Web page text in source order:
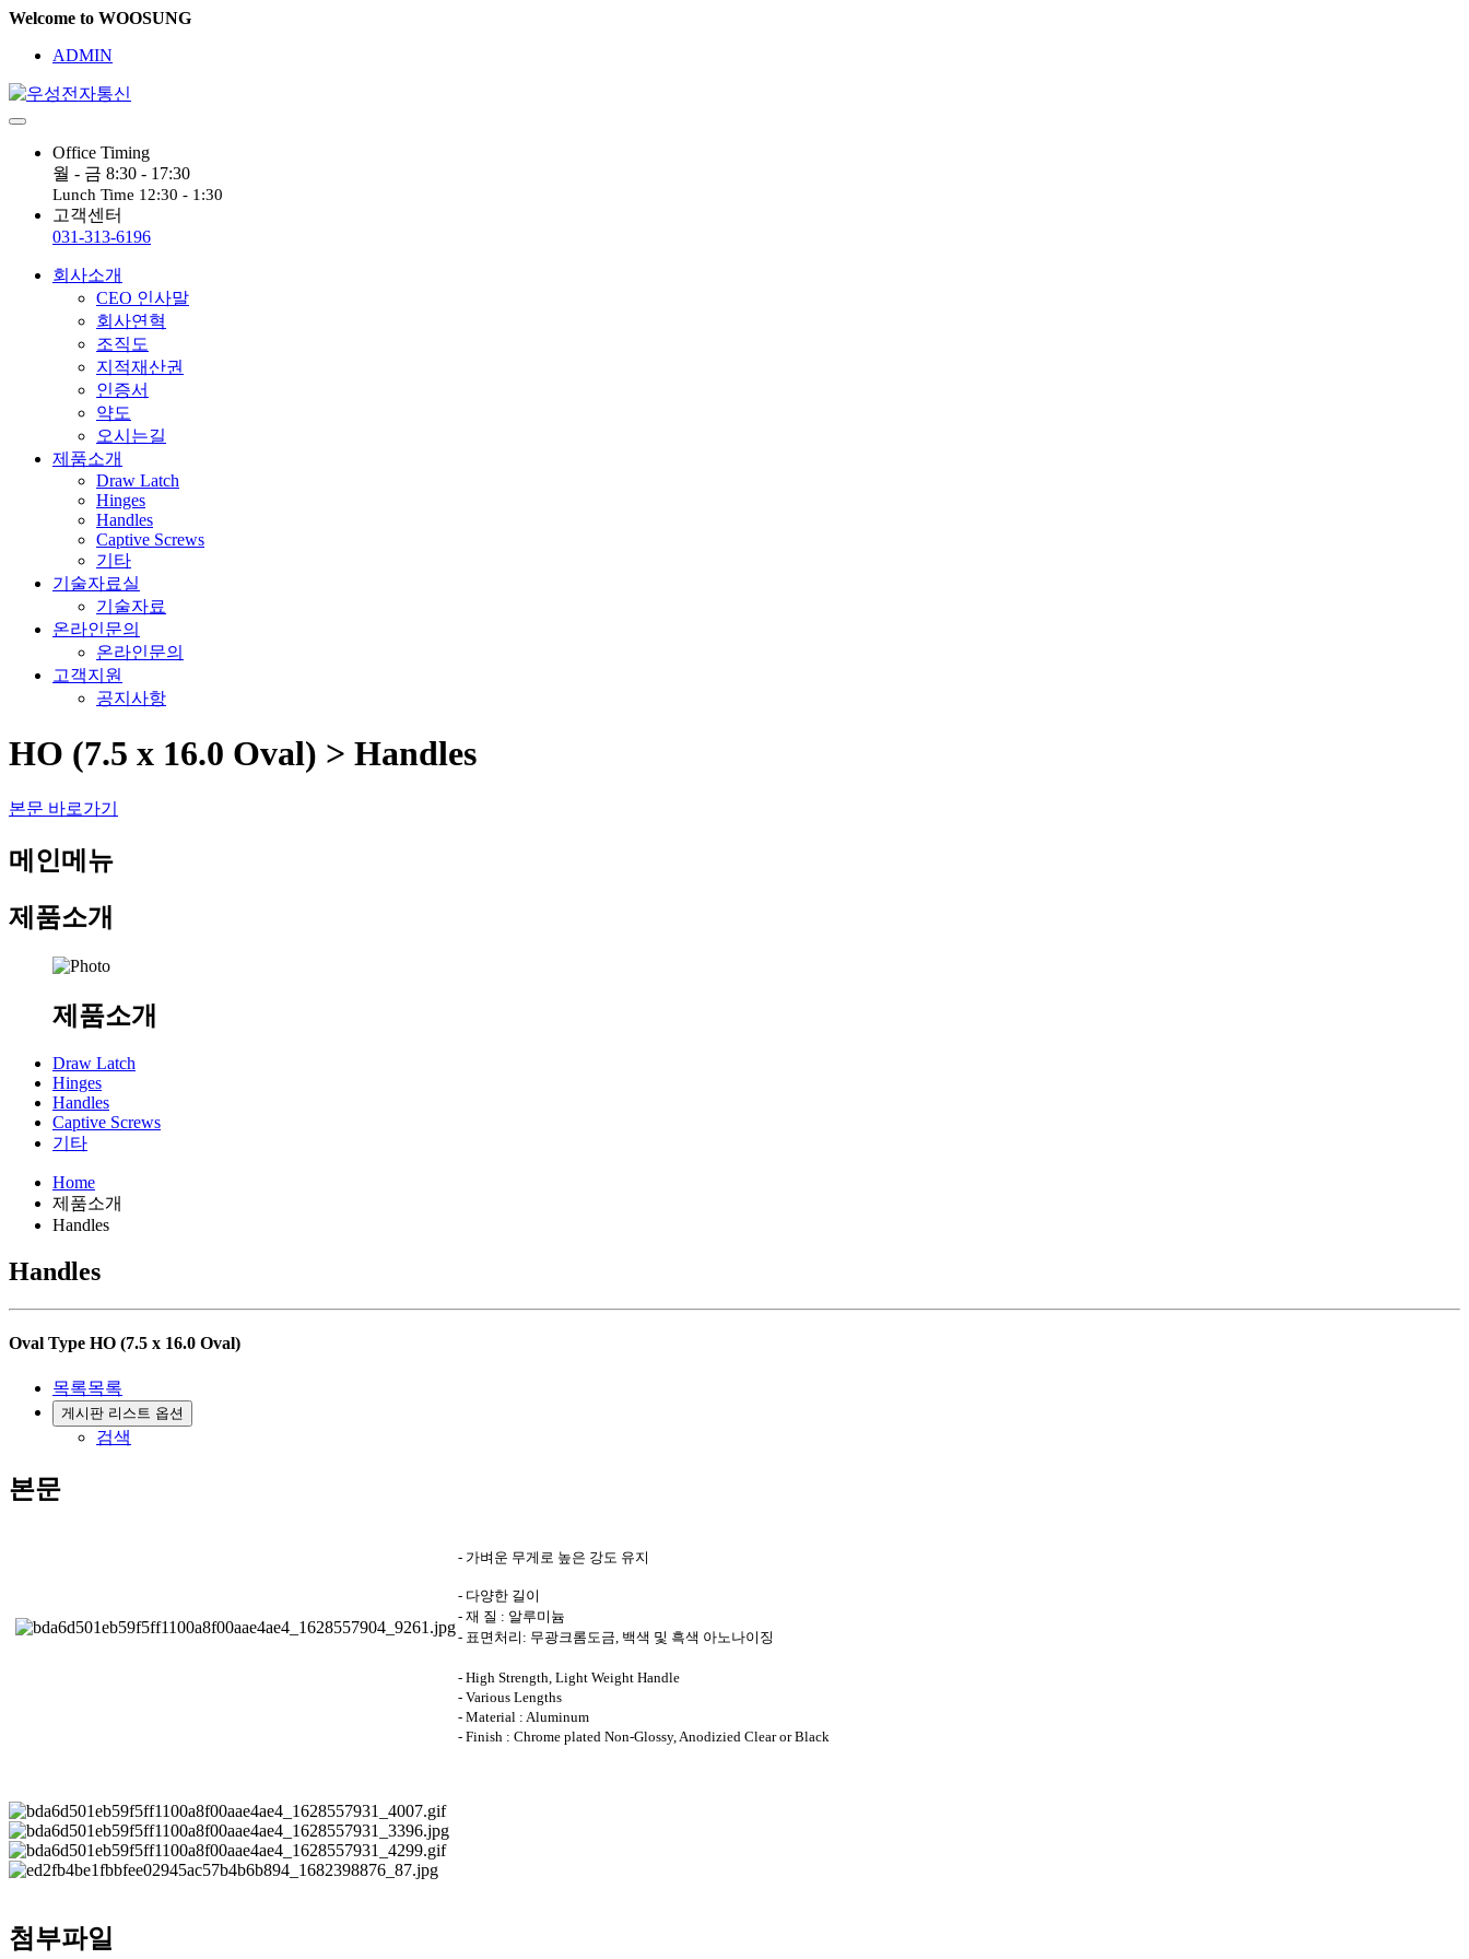
Welcome to WOOSUNG
ADMIN
Office Timing
월 - 금 8:30 - 17:30
Lunch Time 12:30 - 1:30
고객센터
031-313-6196
회사소개
CEO 인사말
회사연혁
조직도
지적재산권
인증서
약도
오시는길
제품소개
Draw Latch
Hinges
Handles
Captive Screws
기타
기술자료실
기술자료
온라인문의
온라인문의
고객지원
공지사항
HO (7.5 x 16.0 Oval) > Handles
본문 바로가기
메인메뉴
제품소개
제품소개
Draw Latch
Hinges
Handles
Captive Screws
기타
Home
제품소개
Handles
Handles
Oval Type HO (7.5 x 16.0 Oval)
목록목록
게시판 리스트 옵션
검색
본문
- 가벼운 무게로 높은 강도 유지
- 다양한 길이
- 재 질 : 알루미늄
- 표면처리: 무광크롬도금, 백색 및 흑색 아노나이징
- High Strength, Light Weight Handle
- Various Lengths
- Material : Aluminum
- Finish : Chrome plated Non-Glossy, Anodizied Clear or Black
첨부파일